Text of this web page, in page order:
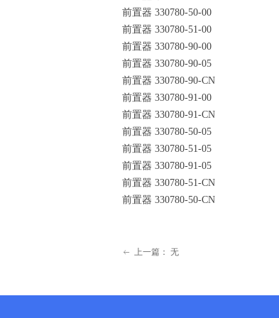
前置器 330780-50-00
前置器 330780-51-00
前置器 330780-90-00
前置器 330780-90-05
前置器 330780-90-CN
前置器 330780-91-00
前置器 330780-91-CN
前置器 330780-50-05
前置器 330780-51-05
前置器 330780-91-05
前置器 330780-51-CN
前置器 330780-50-CN
ꂃ 上一篇： 无